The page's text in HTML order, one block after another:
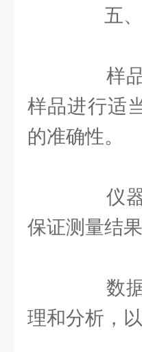
五、
样品
样品进行适
的准确性。
仪器
保证测量结
数据
理和分析，